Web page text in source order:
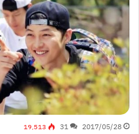
2017/05/28
31 19٬513